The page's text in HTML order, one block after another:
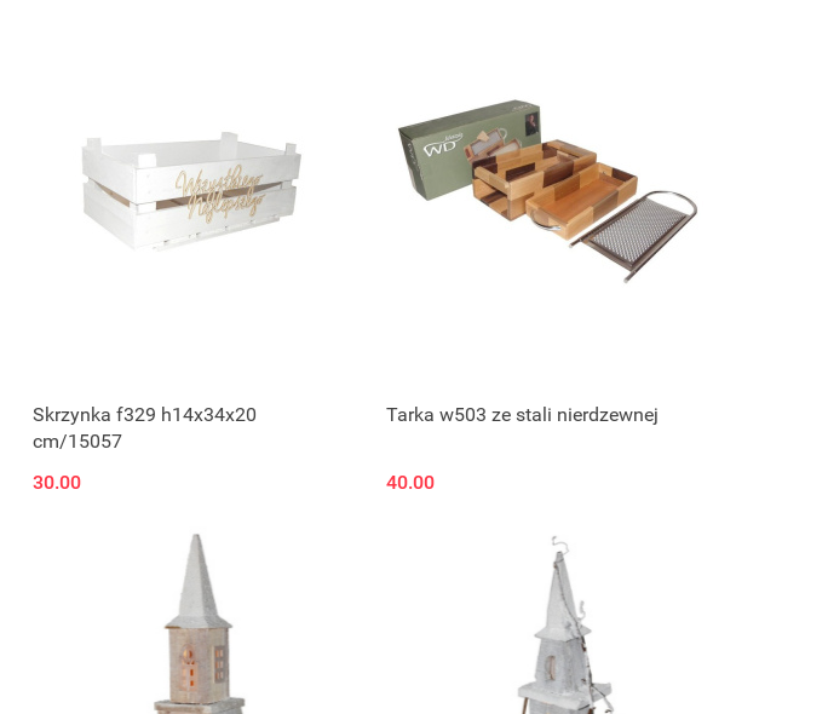
Skrzynka f329 h14x34x20
cm/15057
30.00
Tarka w503 ze stali nierdzewnej
40.00